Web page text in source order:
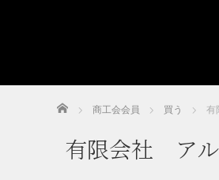
ホーム 商工会会員 買う 有
有限会社 ア